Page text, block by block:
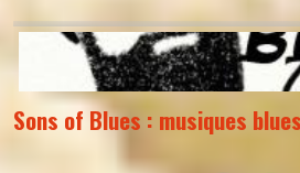
Sons of Blues : musiques